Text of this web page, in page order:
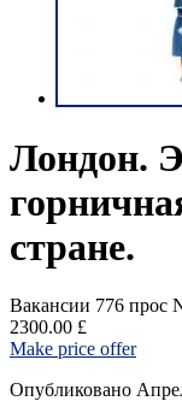
Лондон.
стране.
Вакансии 776 прос
2300.00 £
Make price offer
Опубликовано